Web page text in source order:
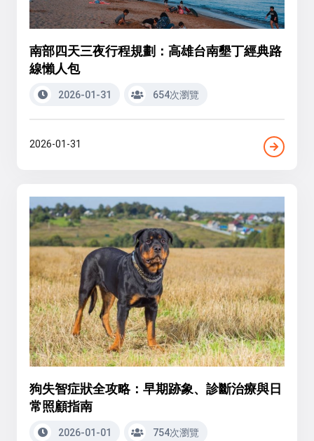
南部四天三夜行程規劃：高雄台南墾丁經典路
線懶人包
2026-01-31 654次瀏覽
2026-01-31
狗失智症狀全攻略：早期跡象、診斷治療與日
常照顧指南
2026-01-01 754次瀏覽